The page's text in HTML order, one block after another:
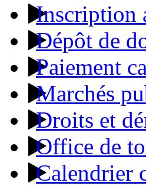
Inscription
Dépôt de
Paiement
Marchés
Droits et
Office de
Calendrier